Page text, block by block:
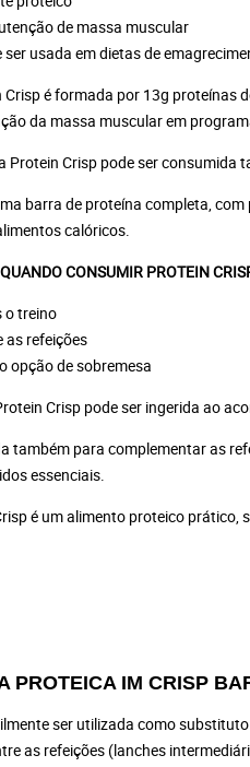
de massa muscular
ser usada em dietas de
Crisp é formada por 13g proteínas
da massa muscular em
Protein Crisp pode ser consumida
barra de proteína completa,
calóricos.
CONSUMIR PROTEIN
o treino
as refeições
opção de sobremesa
Crisp pode ser ingerida ao
também para complementar as
essenciais.
é um alimento proteico prático,
PROTEICA IM CRISP
ser utilizada como
as refeições (lanches